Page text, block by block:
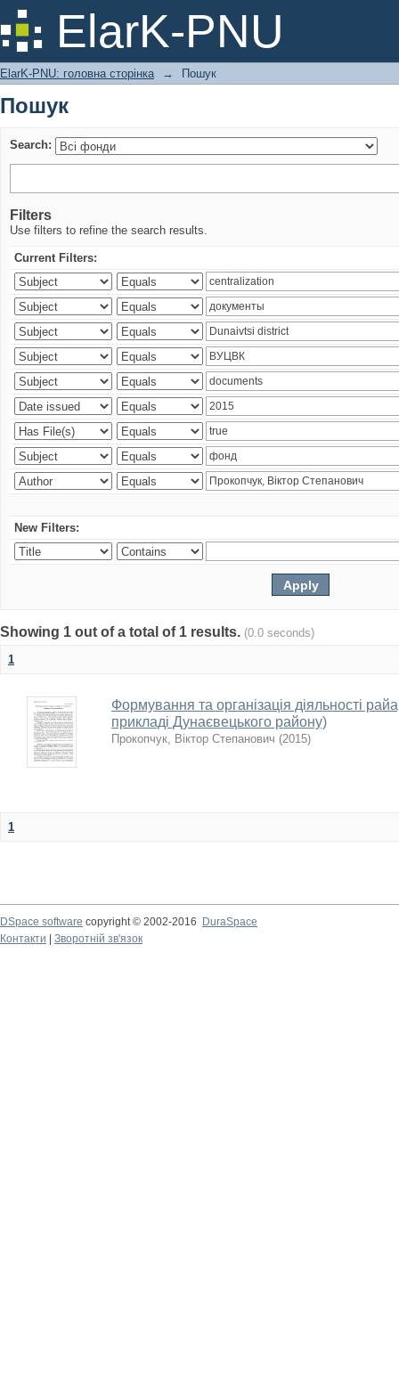
ElarK-PNU
Пошук
ElarK-PNU: головна сторінка → Пошук
Пошук
Search:
Filters
Use filters to refine the search results.
Current Filters:
New Filters:
Showing 1 out of a total of 1 results. (0.0 seconds)
1
Формування та організація діяльності
прикладі Дунаєвецького району)
Прокопчук, Віктор Степанович (2015)
1
DSpace software copyright © 2002-2016
DuraSpace
Контакти
Зворотній зв'язок